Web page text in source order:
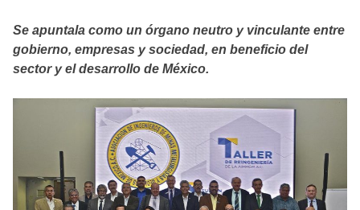
Se apuntala como un órgano neutro y vinculante entre
gobierno, empresas y sociedad, en beneficio del
sector y el desarrollo de México.